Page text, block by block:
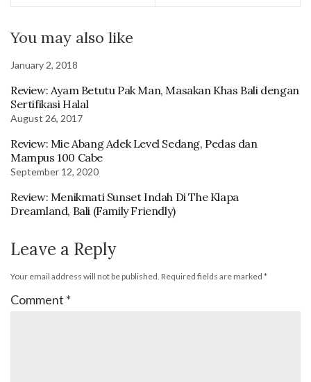
You may also like
January 2, 2018
Review: Ayam Betutu Pak Man, Masakan Khas Bali dengan
Sertifikasi Halal
August 26, 2017
Review: Mie Abang Adek Level Sedang, Pedas dan
Mampus 100 Cabe
September 12, 2020
Review: Menikmati Sunset Indah Di The Klapa
Dreamland, Bali (Family Friendly)
Leave a Reply
Your email address will not be published. Required fields are marked *
Comment *